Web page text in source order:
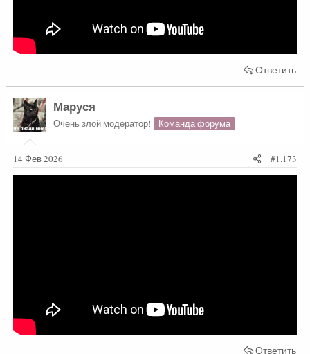
Ответить
Маруся
Очень злой модератор! Команда форума
14 Фев 2026 #1.173
Ответить